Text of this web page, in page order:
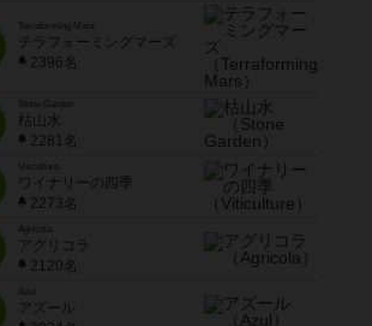
Terraforming Mars
テラフォーミングマーズ
2396名
Stone Garden
枯山水
2281名
Viticulture
ワイナリーの四季
2273名
Agricola
アグリコラ
2120名
Azul
アズール